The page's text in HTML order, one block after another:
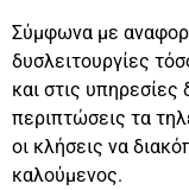
Σύμφωνα με
δυσλειτουργίες
και στις
περιπτώσεις τα
οι κλήσεις να
καλούμενος.